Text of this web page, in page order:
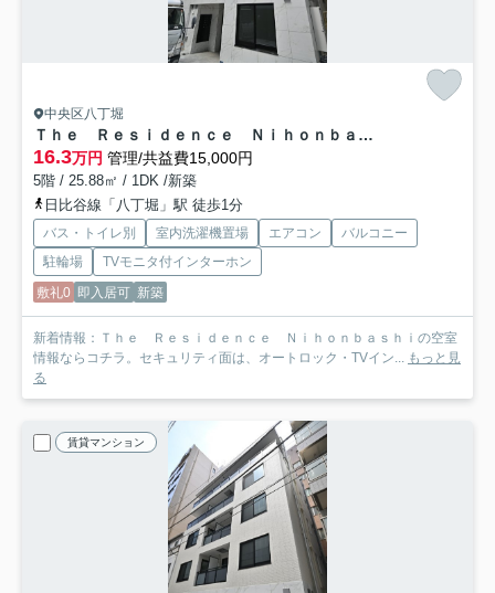
中央区八丁堀
Ｔｈｅ Ｒｅｓｉｄｅｎｃｅ Ｎｉｈｏｎｂａｓｈｉ
16.3万円 管理/共益費15,000円
5階 / 25.88㎡ / 1DK /新築
日比谷線「八丁堀」駅 徒歩1分
バス・トイレ別 室内洗濯機置場 エアコン
バルコニー
駐輪場
TVモニタ付インターホン
敷礼0 即入居可 新築
新着情報：Ｔｈｅ Ｒｅｓｉｄｅｎｃｅ Ｎｉｈｏｎｂａｓｈｉの空室
情報ならコチラ。セキュリティ面は、オートロック・TVイン...
もっと見
る
賃貸マンション